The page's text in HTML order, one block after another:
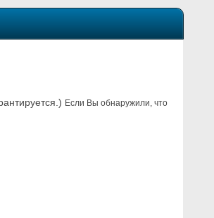
Если Вы обнаружили, что